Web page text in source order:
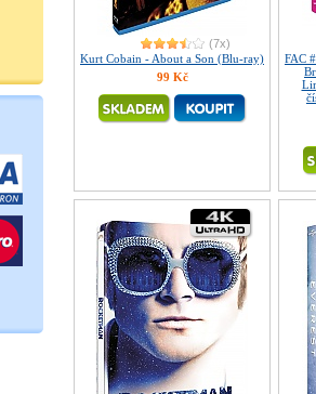
(7x)
Kurt Cobain - About a Son (Blu-ray)
99 Kč
FAC